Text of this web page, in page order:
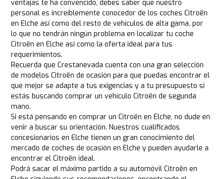
ventajas te ha convencido, debes saber que nuestro
personal es increíblemente conocedor de los coches Citroën
en Elche así como del resto de vehículos de alta gama, por
lo que no tendrán ningún problema en localizar tu coche
Citroën en Elche así como la oferta ideal para tus
requerimientos.
Recuerda que Crestanevada cuenta con una gran selección
de modelos Citroën de ocasión para que puedas encontrar el
que mejor se adapte a tus exigencias y a tu presupuesto si
estás buscando comprar un vehículo Citroën de segunda
mano.
Si está pensando en comprar un Citroën en Elche, no dude en
venir a buscar su orientación. Nuestros cualificados
concesionarios en Elche tienen un gran conocimiento del
mercado de coches de ocasión en Elche y pueden ayudarle a
encontrar el Citroën ideal.
Podrá sacar el máximo partido a su automóvil Citroën en